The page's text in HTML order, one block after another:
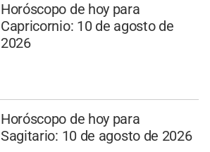
Horóscopo de hoy para
Capricornio: 10 de agosto de
2026
Horóscopo de hoy para
Sagitario: 10 de agosto de 2026